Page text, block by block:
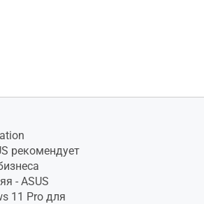
рекомендует
- ASUS
11 Pro для